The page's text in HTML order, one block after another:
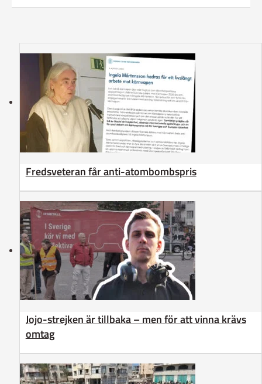
Fredsveteran får anti-atombombspris
Jojo-strejken är tillbaka – men för att vinna krävs
omtag